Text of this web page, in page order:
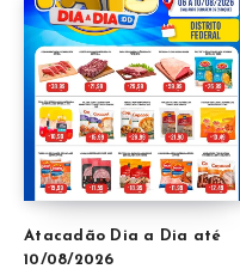
Atacadão Dia a Dia até
10/08/2026